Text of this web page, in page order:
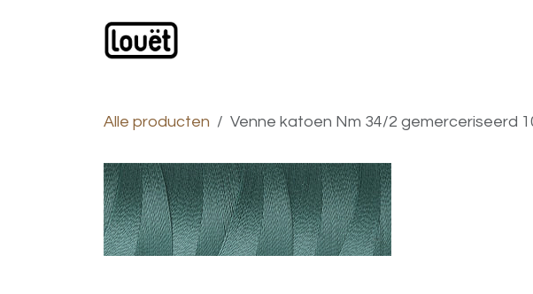
Alle producten Venne katoen Nm 34/2 gemerceriseerd